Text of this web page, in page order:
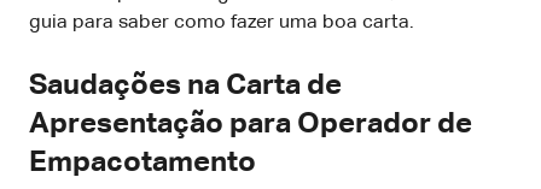
guia para saber como fazer uma boa carta.
Saudações na Carta de
Apresentação para Operador de
Empacotamento